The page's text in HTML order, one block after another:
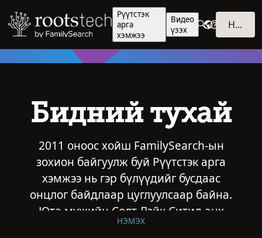
Рүүтстэк
арга
хэмжээ
Видео
үзэх
НЭВТРЭХ
Бидний тухай
2011 оноос хойш FamilySearch-ын
зохион байгуулж буй Рүүтстэк арга
хэмжээ нь гэр бүлүүдийг бусдаас
онцлог байдлаар цуглуулсаар байна.
Юта мужийн Солт Лэйк Ситид анх
зохион байгуулагдаж байсан үеэсээ
НЭМЭХ